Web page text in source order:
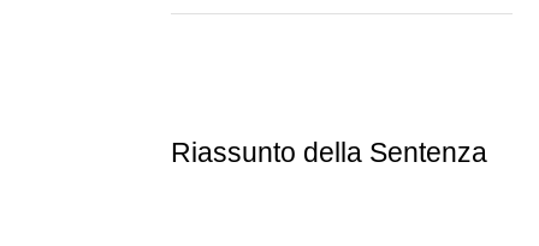
Riassunto della Sentenza